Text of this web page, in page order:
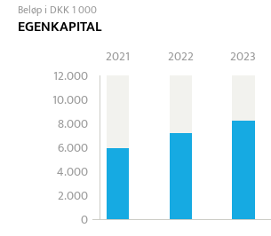
Beløp i DKK 1 000
EGENKAPITAL
12.000
10.000
8.000
6.000
4.000
2.000
0
2021 2022 2023